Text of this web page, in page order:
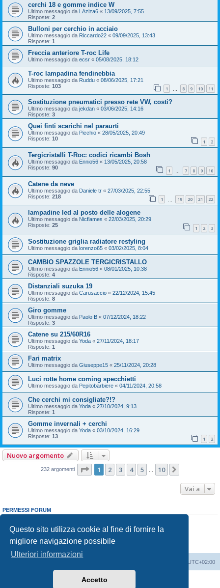
Questo sito utilizza cookie al fine di fornire la
migliore navigazione possibile
Ulteriori informazioni
Accetto
cerchi 18 e gomme indice W
Ultimo messaggio da LAziza6 « 13/09/2025, 7:55
Risposte: 2
Bulloni per cerchio in acciaio
Ultimo messaggio da Riccardo22 « 09/09/2025, 13:43
Risposte: 1
Freccia anteriore T-roc Life
Ultimo messaggio da ecsr « 05/08/2025, 18:12
T-roc lampadina fendinebbia
Ultimo messaggio da Ruddu « 08/06/2025, 17:21
Risposte: 103 1 8 9 10 11
Sostituzione pneumatici presso rete VW, costi?
Ultimo messaggio da jekdan « 03/06/2025, 14:16
Risposte: 3
Quei finti scarichi nel paraurti
Ultimo messaggio da Picchio « 28/05/2025, 20:49
Risposte: 10 1 2
Tergicristalli T-Roc: codici ricambi Bosh
Ultimo messaggio da Ennio56 « 13/05/2025, 20:58
Risposte: 90 1 … 7 8 9 10
Catene da neve
Ultimo messaggio da Daniele tr « 27/03/2025, 22:55
Risposte: 218 1 19 20 21 22
lampadine led al posto delle alogene
Ultimo messaggio da Nicflames « 22/03/2025, 20:29
Risposte: 25 1 2 3
Sostituzione griglia radiatore restyling
Ultimo messaggio da lorenzo65 « 03/02/2025, 8:04
CAMBIO SPAZZOLE TERGICRISTALLO
Ultimo messaggio da Ennio56 « 08/01/2025, 10:38
Risposte: 4
Distanziali suzuka 19
Ultimo messaggio da Carusaccio « 22/12/2024, 15:45
Risposte: 8
Giro gomme
Ultimo messaggio da Paolo B « 07/12/2024, 18:22
Risposte: 3
Catene su 215/60R16
Ultimo messaggio da Yoda « 27/11/2024, 18:17
Risposte: 1
Fari matrix
Ultimo messaggio da Giuseppe15 « 25/11/2024, 20:28
Luci rotte home coming specchietti
Ultimo messaggio da Pepitobarbiere « 04/11/2024, 20:58
Che cerchi mi consigliate?!?
Ultimo messaggio da Yoda « 27/10/2024, 9:13
Risposte: 1
Gomme invernali + cerchi
Ultimo messaggio da Yoda « 03/10/2024, 16:29
Risposte: 13 1 2
Nuovo argomento
232 argomenti Pagina di 10
1 2 3 4 5 … 10
Vai a
PERMESSI FORUM
Non puoirispondere negli argomenti
Non puoimodificare i tuoi messaggi
Non puoicancellare i tuoi messaggi
Non puoi
inviare allegati
UTC+02:00
phpBB® Forum Software © phpBB Limited